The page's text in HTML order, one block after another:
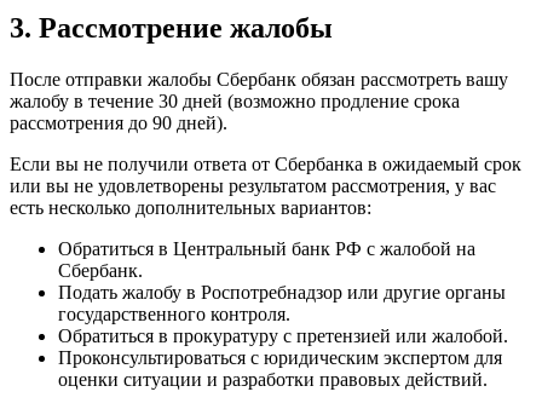
3. Рассмотрение жалобы
После отправки жалобы Сбербанк обязан рассмотреть вашу
жалобу в течение 30 дней (возможно продление срока
рассмотрения до 90 дней).
Если вы не получили ответа от Сбербанка в ожидаемый срок
или вы не удовлетворены результатом рассмотрения, у вас
есть несколько дополнительных вариантов:
Обратиться в Центральный банк РФ с жалобой на
Сбербанк.
Подать жалобу в Роспотребнадзор или другие органы
государственного контроля.
Обратиться в прокуратуру с претензией или жалобой.
Проконсультироваться с юридическим экспертом для
оценки ситуации и разработки правовых действий.